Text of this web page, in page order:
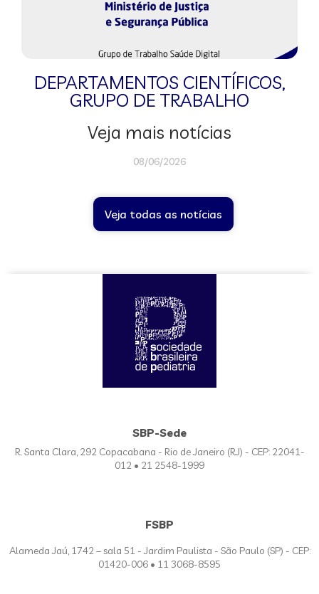
DEPARTAMENTOS CIENTÍFICOS,
GRUPO DE TRABALHO
Veja mais notícias
08/06/2026
Veja todas as notícias
SBP-Sede
R. Santa Clara, 292 Copacabana - Rio de Janeiro (RJ) - CEP: 22041-
012 • 21 2548-1999
FSBP
Alameda Jaú, 1742 – sala 51 - Jardim Paulista - São Paulo (SP) - CEP:
01420-006 • 11 3068-8595